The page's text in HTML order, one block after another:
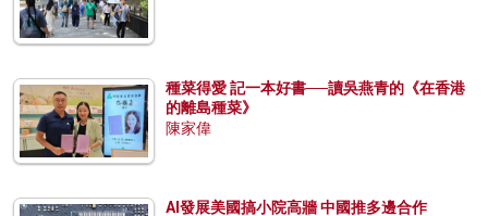
種菜得愛 記一本好書──讀吳燕青的《在香港
的離島種菜》
陳家偉
AI發展美國搞小院高牆 中國推多邊合作